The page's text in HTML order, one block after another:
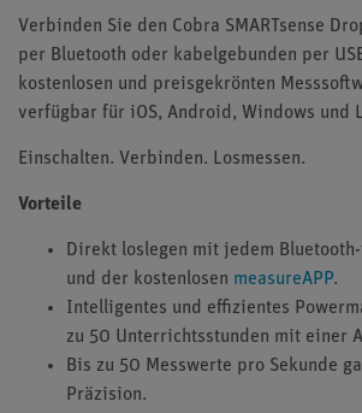
Verbinden Sie den Cobra SMARTsense
per Bluetooth oder kabelgebunden per
kostenlosen und preisgekrönten
verfügbar für iOS, Android, Windows und
Einschalten. Verbinden. Losmessen.
Vorteile
Direkt loslegen mit jedem
und der kostenlosen measureAPP.
Intelligentes und effizientes
zu 50 Unterrichtsstunden mit einer
Bis zu 50 Messwerte pro Sekunde
Präzision.